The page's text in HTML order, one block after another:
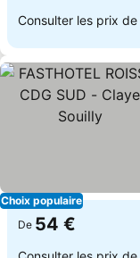
Consulter les prix de
Choix populaire
De 54 €